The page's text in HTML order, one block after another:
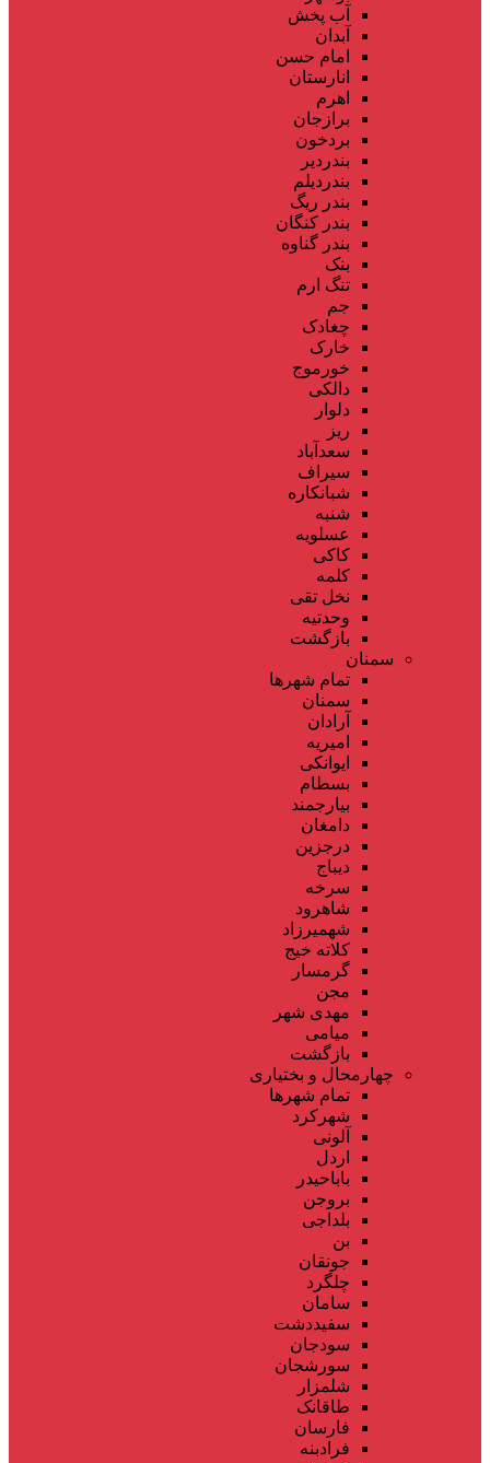
آب پخش
آبدان
امام حسن
انارستان
اهرم
برازجان
بردخون
بندردیر
بندردیلم
بندر ریگ
بندر کنگان
بندر گناوه
بنک
تنگ ارم
جم
چغادک
خارک
خورموج
دالکی
دلوار
ریز
سعدآباد
سیراف
شبانکاره
شنبه
عسلویه
کاکی
کلمه
نخل تقی
وحدتیه
بازگشت
سمنان
تمام شهر‌ها
سمنان
آرادان
امیریه
ایوانکی
بسطام
بیارجمند
دامغان
درجزین
دیباج
سرخه
شاهرود
شهمیرزاد
کلاته خیج
گرمسار
مجن
مهدی شهر
میامی
بازگشت
چهارمحال و بختیاری
تمام شهر‌ها
شهرکرد
آلونی
اردل
باباحیدر
بروجن
بلداجی
بن
جونقان
چلگرد
سامان
سفیددشت
سودجان
سورشجان
شلمزار
طاقانک
فارسان
فرادبنه